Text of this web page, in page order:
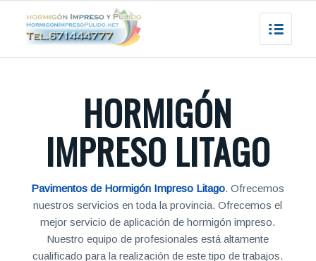
HORMIGÓN
IMPRESO LITAGO
Pavimentos de Hormigón Impreso Litago. Ofrecemos
nuestros servicios en toda la provincia. Ofrecemos el
mejor servicio de aplicación de hormigón impreso.
Nuestro equipo de profesionales está altamente
cualificado para la realización de este tipo de trabajos.